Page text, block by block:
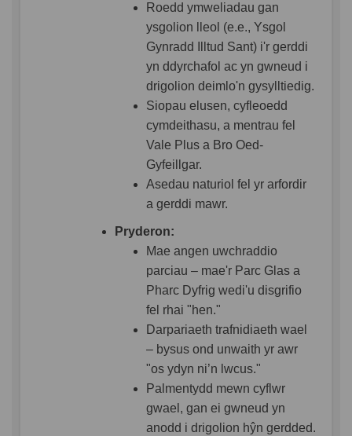
Roedd ymweliadau gan
ysgolion lleol (e.e., Ysgol
Gynradd Illtud Sant) i'r gerddi
yn ddyrchafol ac yn gwneud i
drigolion deimlo'n gysylltiedig.
Siopau elusen, cyfleoedd
cymdeithasu, a mentrau fel
Vale Plus a Bro Oed-
Gyfeillgar.
Asedau naturiol fel yr arfordir
a gerddi mawr.
Pryderon:
Mae angen uwchraddio
parciau – mae'r Parc Glas a
Pharc Dyfrig wedi'u disgrifio
fel rhai "hen."
Darpariaeth trafnidiaeth wael
– bysus ond unwaith yr awr
"os ydyn ni’n lwcus."
Palmentydd mewn cyflwr
gwael, gan ei gwneud yn
anodd i drigolion hŷn gerdded.